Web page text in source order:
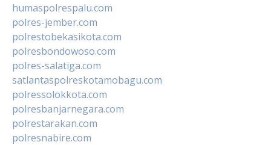
humaspolrespalu.com
polres-jember.com
polrestobekasikota.com
polresbondowoso.com
polres-salatiga.com
satlantaspolreskotamobagu.com
polressolokkota.com
polresbanjarnegara.com
polrestarakan.com
polresnabire.com